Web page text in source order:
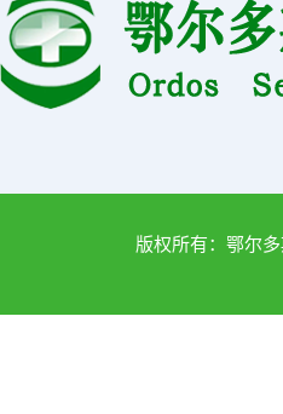
版权所有：鄂尔